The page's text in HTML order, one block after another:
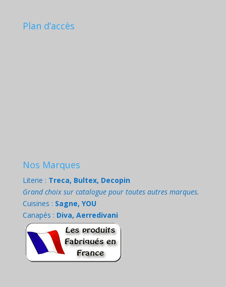
Plan d’accès
Nos Marques
Literie : Treca, Bultex, Decopin
Grand choix sur catalogue pour toutes autres marques.
Cuisines : Sagne, YOU
Canapés : Diva, Aerredivani